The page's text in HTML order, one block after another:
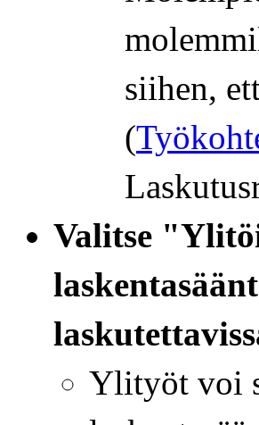
siihen,
(
Valitse
Ylityöt voi